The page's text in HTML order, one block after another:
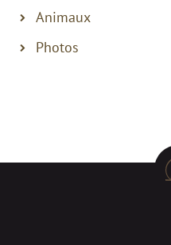
Animaux
Photos